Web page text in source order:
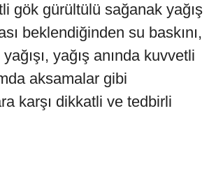
gök gürültülü sağanak yağış
beklendiğinden su baskını,
yağışı, yağış anında kuvvetli
aksamalar gibi
karşı dikkatli ve tedbirli